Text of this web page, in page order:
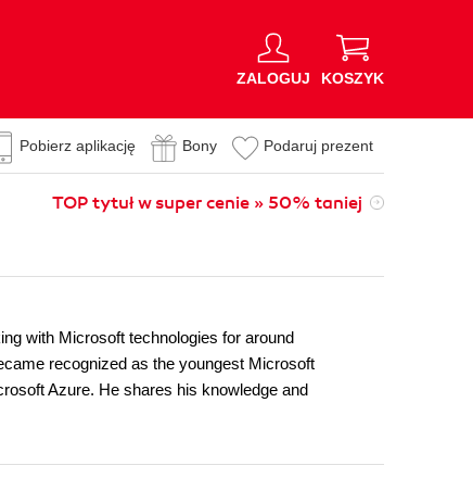
ZALOGUJ KOSZYK
Pobierz aplikację Bony Podaruj prezent
TOP tytuł w super cenie » 50% taniej
with Microsoft technologies for around
recognized as the youngest Microsoft
Azure. He shares his knowledge and